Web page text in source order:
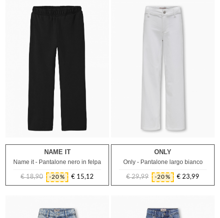
10A 11A 12A
NAME IT
Name it - Pantalone nero in felpa
Prezzo
€ 18,90 -20%
Prezzo
€ 15,12
10A 11A
ONLY
Only - Pantalone largo bianco
Prezzo
€ 29,99 -20%
Prezzo
€ 23,99